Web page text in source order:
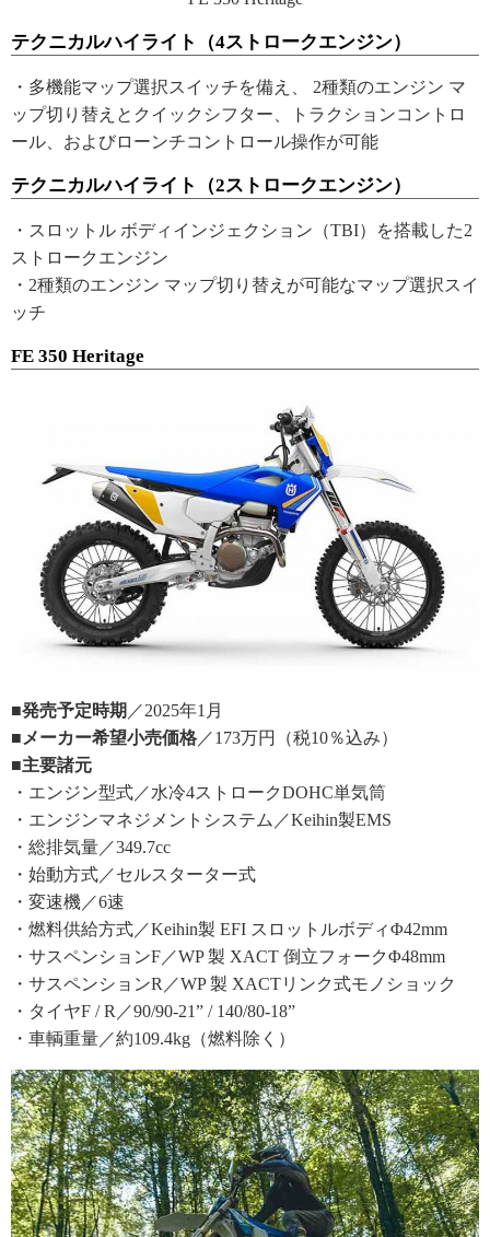
テクニカルハイライト（4ストロークエンジン）
・多機能マップ選択スイッチを備え、 2種類のエンジン マ
ップ切り替えとクイックシフター、トラクションコントロ
ール、およびローンチコントロール操作が可能
テクニカルハイライト（2ストロークエンジン）
・スロットル ボディインジェクション（TBI）を搭載した2
ストロークエンジン
・2種類のエンジン マップ切り替えが可能なマップ選択スイ
ッチ
FE 350 Heritage
■発売予定時期 ／2025年1月
■メーカー希望小売価格 ／173万円（税10％込み）
■主要諸元
・エンジン型式／水冷4ストロークDOHC単気筒
・エンジンマネジメントシステム／Keihin製EMS
・総排気量／349.7cc
・始動方式／セルスターター式
・変速機／6速
・燃料供給方式／Keihin製 EFI スロットルボディΦ42mm
・サスペンションF／WP 製 XACT 倒立フォークΦ48mm
・サスペンションR／WP 製 XACTリンク式モノショック
・タイヤF / R／90/90-21” / 140/80-18”
・車輌重量／約109.4kg（燃料除く）